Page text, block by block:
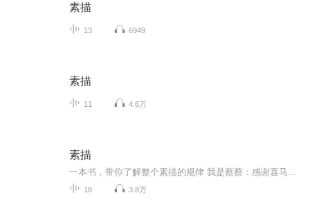
素描
13 6949
素描
11 4.6万
素描
18 3.8万